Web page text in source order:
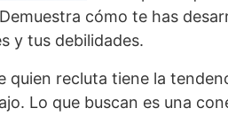
cómo te has
y tus debilidades.
recluta tiene la
Lo que buscan es una